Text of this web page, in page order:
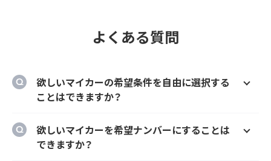
よくある質問
欲しいマイカーの希望条件を自由に選択する
ことはできますか？
ー、契約期間、ボーナス払い等を自由に選択す
ることができます。
欲しいマイカーを希望ナンバーにすることは
できますか？